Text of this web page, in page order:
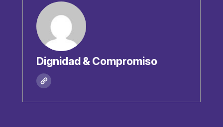
Dignidad & Compromiso